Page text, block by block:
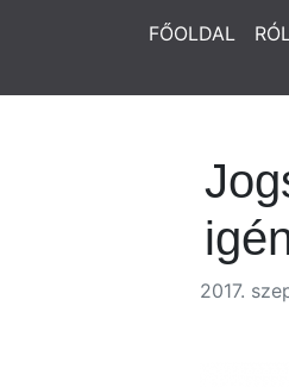
FŐOLDAL
2017.